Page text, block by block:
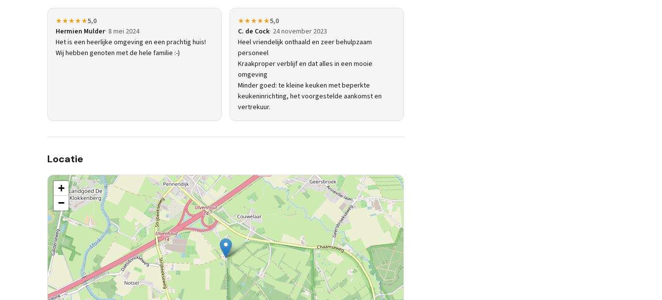
★★★★★5,0
Hermien Mulder 8 mei 2024
Het is een heerlijke omgeving en een prachtig huis!
Wij hebben genoten met de hele familie :-)
★★★★★5,0
C. de Cock 24 november 2023
Heel vriendelijk onthaald en zeer behulpzaam
personeel
Kraakproper verblijf en dat alles in een mooie
omgeving
Minder goed: te kleine keuken met beperkte
keukeninrichting, het voorgestelde aankomst en
vertrekuur.
Locatie
+
−